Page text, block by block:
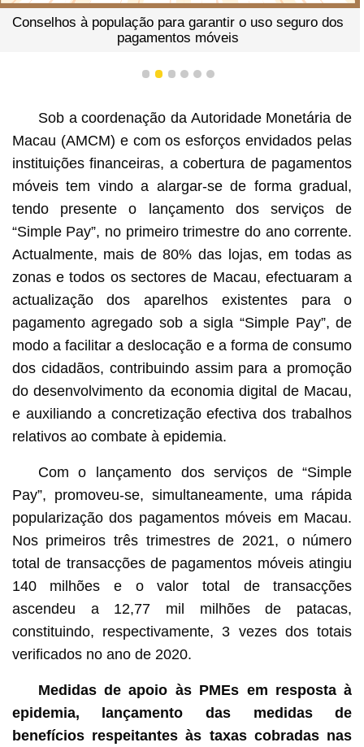
Conselhos à população para garantir o uso seguro dos
pagamentos móveis
1 2 3 4 5 6
Sob a coordenação da Autoridade Monetária de
Macau (AMCM) e com os esforços envidados pelas
instituições financeiras, a cobertura de pagamentos
móveis tem vindo a alargar-se de forma gradual,
tendo presente o lançamento dos serviços de
“Simple Pay”, no primeiro trimestre do ano corrente.
Actualmente, mais de 80% das lojas, em todas as
zonas e todos os sectores de Macau, efectuaram a
actualização dos aparelhos existentes para o
pagamento agregado sob a sigla “Simple Pay”, de
modo a facilitar a deslocação e a forma de consumo
dos cidadãos, contribuindo assim para a promoção
do desenvolvimento da economia digital de Macau,
e auxiliando a concretização efectiva dos trabalhos
relativos ao combate à epidemia.
Com o lançamento dos serviços de “Simple
Pay”, promoveu-se, simultaneamente, uma rápida
popularização dos pagamentos móveis em Macau.
Nos primeiros três trimestres de 2021, o número
total de transacções de pagamentos móveis atingiu
140 milhões e o valor total de transacções
ascendeu a 12,77 mil milhões de patacas,
constituindo, respectivamente, 3 vezes dos totais
verificados no ano de 2020.
Medidas de apoio às PMEs em resposta à
epidemia, lançamento das medidas de
benefícios respeitantes às taxas cobradas nas